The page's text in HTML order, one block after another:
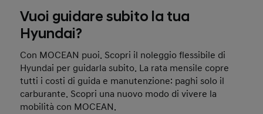
Vuoi guidare subito la tua
Hyundai?
Con MOCEAN puoi. Scopri il noleggio flessibile di
Hyundai per guidarla subito. La rata mensile copre
tutti i costi di guida e manutenzione: paghi solo il
carburante. Scopri una nuovo modo di vivere la
mobilità con MOCEAN.